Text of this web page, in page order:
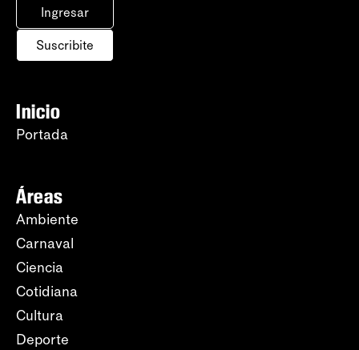
Ingresar
Suscribite
Inicio
Portada
Áreas
Ambiente
Carnaval
Ciencia
Cotidiana
Cultura
Deporte